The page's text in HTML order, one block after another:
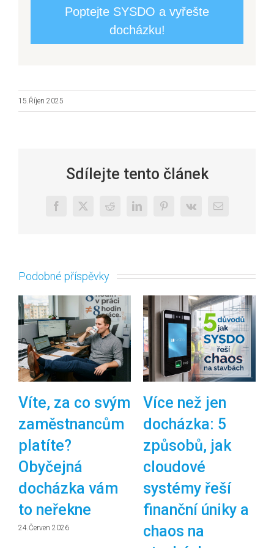
Poptejte SYSDO a vyřešte
docházku!
15.Říjen 2025
Sdílejte tento článek
Facebook
X RedditLinkedInPinterest
Vk
E-
Podobné příspěvky
Víte, za co svým
zaměstnancům
platíte?
Obyčejná
docházka vám
to neřekne
24.Červen 2026
Více než jen
docházka: 5
způsobů, jak
cloudové
systémy řeší
finanční úniky a
chaos na